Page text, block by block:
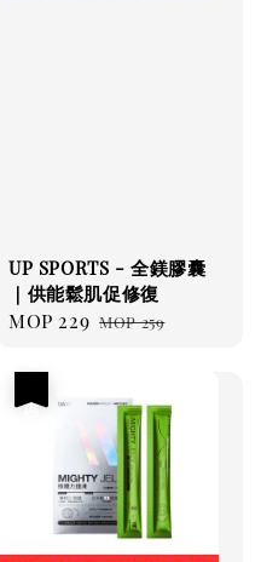
UP SPORTS - 全鎂膠囊
｜供能鬆肌促修復
Sale
MOP 229 Regular
MOP 259